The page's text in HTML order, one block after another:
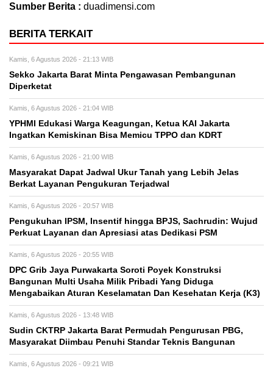
Sumber Berita : duadimensi.com
BERITA TERKAIT
Kamis, 6 Agustus 2026 - 21:13 WIB
Sekko Jakarta Barat Minta Pengawasan Pembangunan
Diperketat
Kamis, 6 Agustus 2026 - 21:04 WIB
YPHMI Edukasi Warga Keagungan, Ketua KAI Jakarta
Ingatkan Kemiskinan Bisa Memicu TPPO dan KDRT
Kamis, 6 Agustus 2026 - 21:00 WIB
Masyarakat Dapat Jadwal Ukur Tanah yang Lebih Jelas
Berkat Layanan Pengukuran Terjadwal
Kamis, 6 Agustus 2026 - 20:57 WIB
Pengukuhan IPSM, Insentif hingga BPJS, Sachrudin: Wujud
Perkuat Layanan dan Apresiasi atas Dedikasi PSM
Kamis, 6 Agustus 2026 - 20:55 WIB
DPC Grib Jaya Purwakarta Soroti Poyek Konstruksi
Bangunan Multi Usaha Milik Pribadi Yang Diduga
Mengabaikan Aturan Keselamatan Dan Kesehatan Kerja (K3)
Kamis, 6 Agustus 2026 - 13:48 WIB
Sudin CKTRP Jakarta Barat Permudah Pengurusan PBG,
Masyarakat Diimbau Penuhi Standar Teknis Bangunan
Kamis, 6 Agustus 2026 - 09:21 WIB